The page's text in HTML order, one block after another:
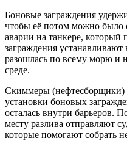
Боновые заграждения
чтобы её потом можно было
аварии на танкере, который
заграждения
разошлась по всему морю и
среде.
Скиммеры (нефтесборщики)
установки боновых
осталась внутри барьеров.
месту разлива отправляют
которые помогают собрать